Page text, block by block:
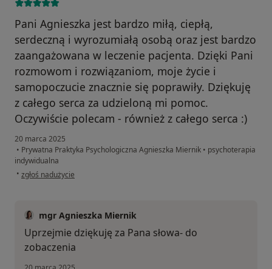
Pani Agnieszka jest bardzo miłą, ciepłą,
serdeczną i wyrozumiałą osobą oraz jest bardzo
zaangażowana w leczenie pacjenta. Dzięki Pani
rozmowom i rozwiązaniom, moje życie i
samopoczucie znacznie się poprawiły. Dziękuję
z całego serca za udzieloną mi pomoc.
Oczywiście polecam - również z całego serca :)
20 marca 2025
• Prywatna Praktyka Psychologiczna Agnieszka Miernik • psychoterapia
indywidualna
• w opinii użytkownika Mateusz
zgłoś nadużycie
mgr Agnieszka Miernik
Uprzejmie dziękuję za Pana słowa- do
zobaczenia